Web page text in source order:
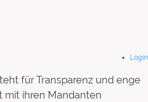
Login
für Transparenz und enge
mit ihren Mandanten